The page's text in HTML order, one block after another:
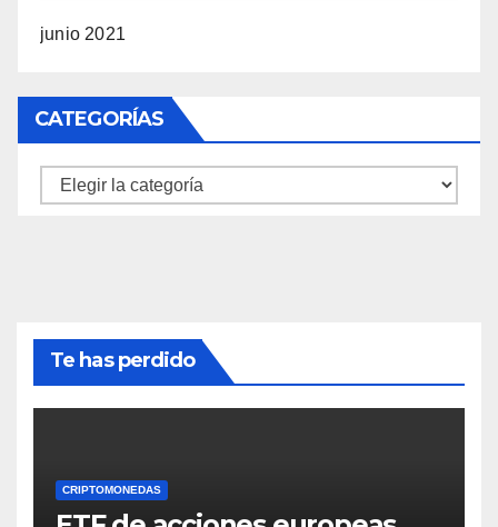
junio 2021
CATEGORÍAS
Categorías
Te has perdido
CRIPTOMONEDAS